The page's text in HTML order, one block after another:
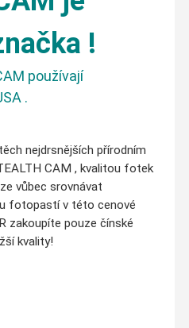
!
používají
.
nejdrsnějších přírodním
CAM , kvalitou fotek
vůbec srovnávat
fotopastí v této cenové
zakoupíte pouze čínské
kvality!